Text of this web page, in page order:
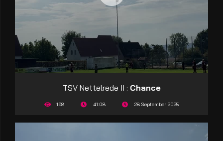
TSV Nettelrede II : Chance
168 41:08 28 September 2025